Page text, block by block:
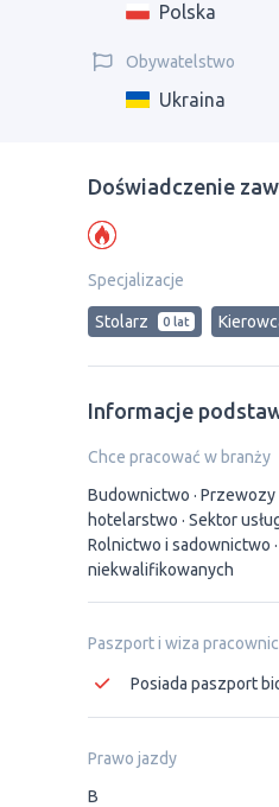
Polska
Obywatelstwo
Ukraina
Doświadczenie
Specjalizacje
Stolarz 0 lat
Informacje
Chce pracować w branży
Budownictwo
Przewozy
hotelarstwo
Sektor
Rolnictwo i sadownictwo
niekwalifikowanych
Paszport i wiza
Posiada paszport
Prawo jazdy
B